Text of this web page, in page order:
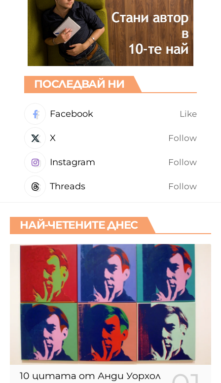
ПОСЛЕДВАЙ НИ
Facebook Like
X Follow
Instagram Follow
Threads Follow
НАЙ-ЧЕТЕНИТЕ ДНЕС
10 цитата от Анди Уорхол